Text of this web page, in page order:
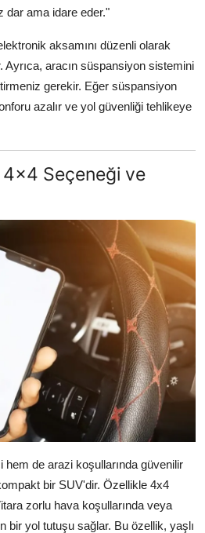
dar ama idare eder."
aksamını düzenli olarak
Ayrıca, aracın süspansiyon sistemini
gerekir. Eğer süspansiyon
azalır ve yol güvenliği tehlikeye
Seçeneği ve
de arazi koşullarında güvenilir
bir SUV'dir. Özellikle 4x4
zorlu hava koşullarında veya
bir yol tutuşu sağlar. Bu özellik, yaşlı